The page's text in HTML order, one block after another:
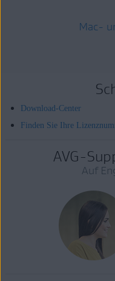
Mac-
Download-Center
Finden Sie Ihre
AVG-
Auf